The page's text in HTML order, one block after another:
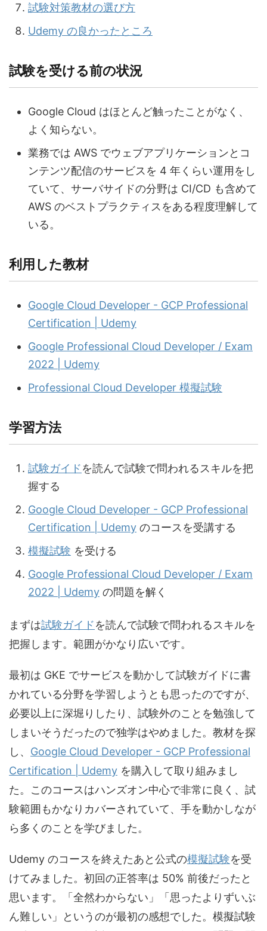
試験対策教材の選び方
Udemy の良かったところ
試験を受ける前の状況
Google Cloud はほとんど触ったことがなく、
よく知らない。
業務では AWS でウェブアプリケーションとコ
ンテンツ配信のサービスを 4 年くらい運用をし
ていて、サーバサイドの分野は CI/CD も含めて
AWS のベストプラクティスをある程度理解して
いる。
利用した教材
Google Cloud Developer - GCP Professional
Certification | Udemy
Google Professional Cloud Developer / Exam
2022 | Udemy
Professional Cloud Developer 模擬試験
学習方法
試験ガイドを読んで試験で問われるスキルを把
握する
Google Cloud Developer - GCP Professional
Certification | Udemy のコースを受講する
模擬試験 を受ける
Google Professional Cloud Developer / Exam
2022 | Udemy の問題を解く
まずは試験ガイドを読んで試験で問われるスキルを
把握します。範囲がかなり広いです。
最初は GKE でサービスを動かして試験ガイドに書
かれている分野を学習しようとも思ったのですが、
必要以上に深堀りしたり、試験外のことを勉強して
しまいそうだったので独学はやめました。教材を探
し、 Google Cloud Developer - GCP Professional
Certification | Udemy を購入して取り組みまし
た。このコースはハンズオン中心で非常に良く、試
験範囲もかなりカバーされていて、手を動かしなが
ら多くのことを学びました。
Udemy のコースを終えたあと公式の模擬試験を受
けてみました。初回の正答率は 50% 前後だったと
思います。「全然わからない」「思ったよりずいぶ
ん難しい」というのが最初の感想でした。模擬試験